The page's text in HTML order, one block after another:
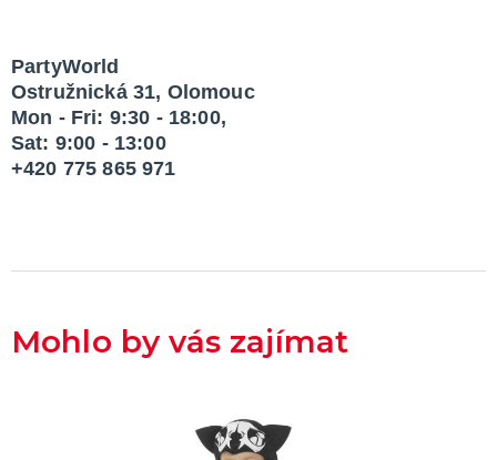
PartyWorld
Ostružnická 31, Olomouc
Mon - Fri: 9:30 - 18:00,
Sat: 9:00 - 13:00
+420 775 865 971
Mohlo by vás zajímat